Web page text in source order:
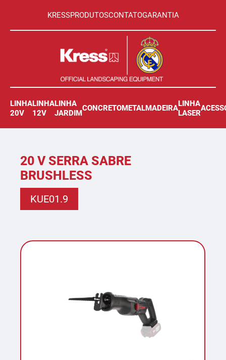
KRESSPRODUTOSCONTATOGARANTIA
LINHA
20V
LINHA
12V
LINHA
JARDIM
CONCRETOMETALMADEIRA
LINHA
LASER
20 V SERRA SABRE
BRUSHLESS
KUE01.9